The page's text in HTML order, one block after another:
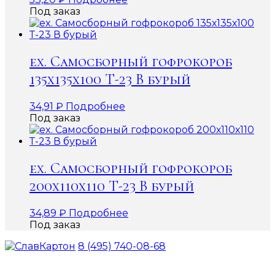
Под заказ
ex. Самосборный гофрокороб
135х135х100 Т-23 В бурый
34,91 ₽ Подробнее
Под заказ
ex. Самосборный гофрокороб
200х110х110 Т-23 В бурый
34,89 ₽ Подробнее
Под заказ
8 (495) 740-08-68